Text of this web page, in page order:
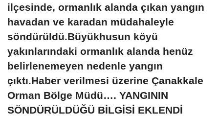
ilçesinde, ormanlık alanda çıkan yangın
havadan ve karadan müdahaleyle
söndürüldü.​​​​​​​Büyükhusun köyü
yakınlarındaki ormanlık alanda henüz
belirlenemeyen nedenle yangın
çıktı.Haber verilmesi üzerine Çanakkale
Orman Bölge Müdü…. YANGININ
SÖNDÜRÜLDÜĞÜ BİLGİSİ EKLENDİ